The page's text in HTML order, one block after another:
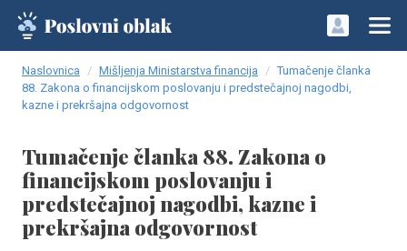
Naslovnica Mišljenja Ministarstva financija
Tumačenje članka
88. Zakona o financijskom poslovanju i predstečajnoj nagodbi,
kazne i prekršajna odgovornost
Tumačenje članka 88. Zakona o
financijskom poslovanju i
predstečajnoj nagodbi, kazne i
prekršajna odgovornost